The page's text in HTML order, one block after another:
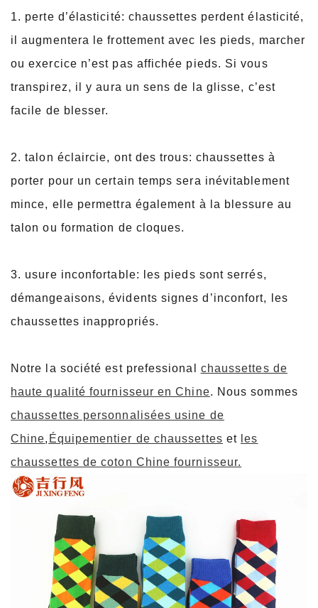
1. perte d’élasticité: chaussettes perdent élasticité,
il augmentera le frottement avec les pieds, marcher
ou exercice n’est pas affichée pieds. Si vous
transpirez, il y aura un sens de la glisse, c’est
facile de blesser.
2. talon éclaircie, ont des trous: chaussettes à
porter pour un certain temps sera inévitablement
mince, elle permettra également à la blessure au
talon ou formation de cloques.
3. usure inconfortable: les pieds sont serrés,
démangeaisons, évidents signes d’inconfort, les
chaussettes inappropriés.
Notre la société est prefessional chaussettes de
haute qualité fournisseur en Chine. Nous sommes
chaussettes personnalisées usine de
Chine, Équipementier de chaussettes et les
chaussettes de coton Chine fournisseur.